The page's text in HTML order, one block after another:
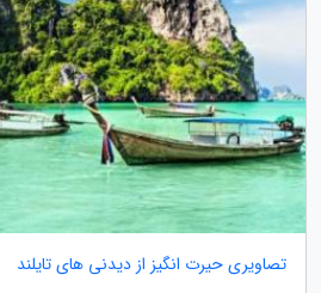
تصاویری حیرت انگیز از دیدنی های تایلند